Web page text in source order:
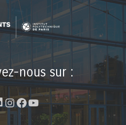
nous sur :
LinkedIn
Instagram
Facebook
YouTube